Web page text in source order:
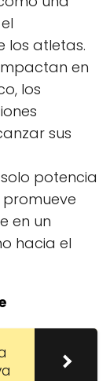
los atletas.
en
los
sus
potencia
en un
hacia el